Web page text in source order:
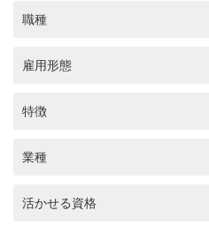
職種
雇用形態
特徴
業種
活かせる資格